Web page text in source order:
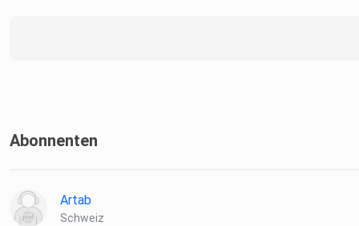
Abonnenten
Artab
Schweiz